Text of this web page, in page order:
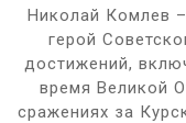
Николай Комлев
герой
достижений,
время Великой
сражениях за